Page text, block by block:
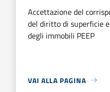
Accettazione del
del diritto di superficie
degli immobili PEEP
VAI ALLA PAGINA